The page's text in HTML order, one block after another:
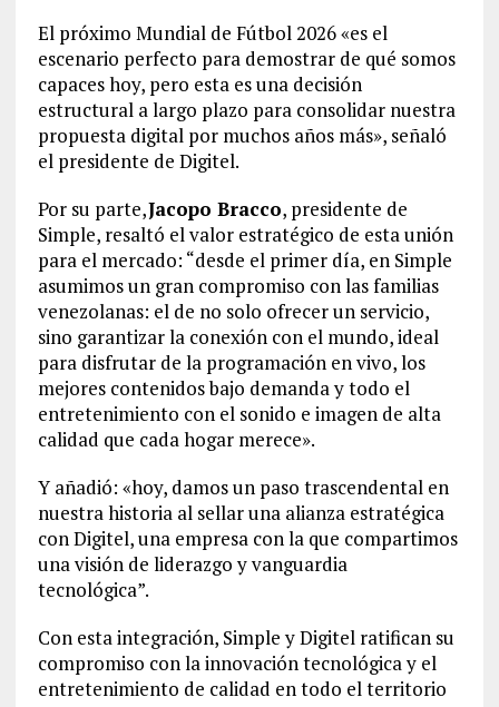
El próximo Mundial de Fútbol 2026 «es el
escenario perfecto para demostrar de qué somos
capaces hoy, pero esta es una decisión
estructural a largo plazo para consolidar nuestra
propuesta digital por muchos años más», señaló
el presidente de Digitel.
Por su parte,Jacopo Bracco, presidente de
Simple, resaltó el valor estratégico de esta unión
para el mercado: “desde el primer día, en Simple
asumimos un gran compromiso con las familias
venezolanas: el de no solo ofrecer un servicio,
sino garantizar la conexión con el mundo, ideal
para disfrutar de la programación en vivo, los
mejores contenidos bajo demanda y todo el
entretenimiento con el sonido e imagen de alta
calidad que cada hogar merece».
Y añadió: «hoy, damos un paso trascendental en
nuestra historia al sellar una alianza estratégica
con Digitel, una empresa con la que compartimos
una visión de liderazgo y vanguardia
tecnológica”.
Con esta integración, Simple y Digitel ratifican su
compromiso con la innovación tecnológica y el
entretenimiento de calidad en todo el territorio